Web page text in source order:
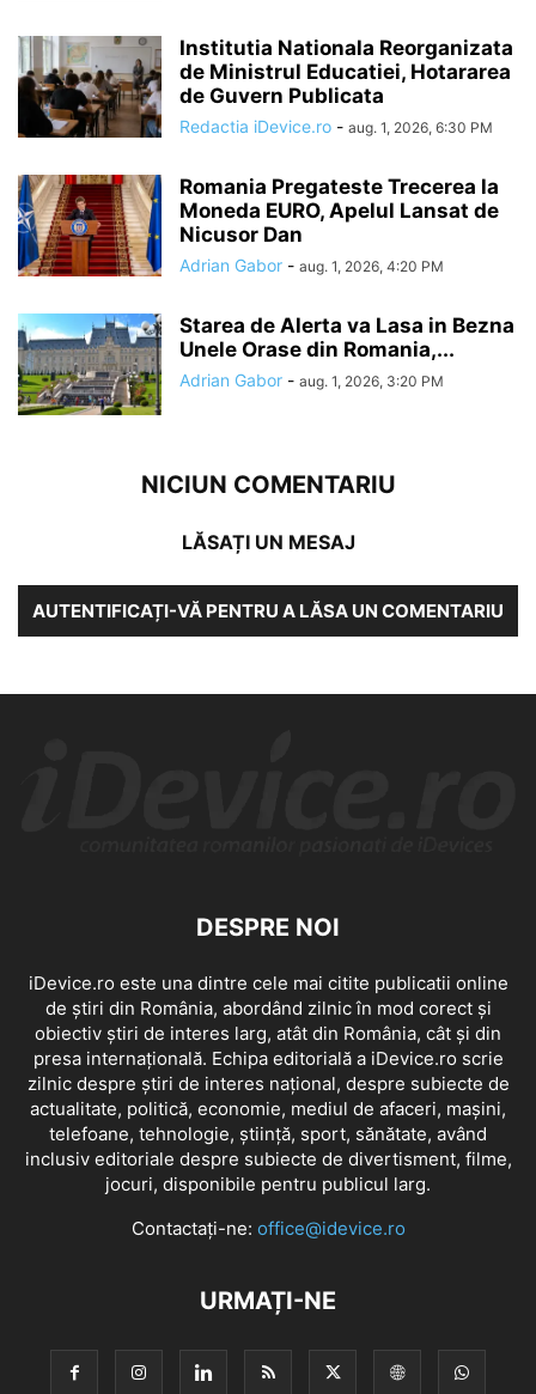
Institutia Nationala Reorganizata
de Ministrul Educatiei, Hotararea
de Guvern Publicata
Redactia iDevice.ro - aug. 1, 2026, 6:30 PM
Romania Pregateste Trecerea la
Moneda EURO, Apelul Lansat de
Nicusor Dan
Adrian Gabor - aug. 1, 2026, 4:20 PM
Starea de Alerta va Lasa in Bezna
Unele Orase din Romania,...
Adrian Gabor - aug. 1, 2026, 3:20 PM
NICIUN COMENTARIU
LĂSAȚI UN MESAJ
AUTENTIFICAȚI-VĂ PENTRU A LĂSA UN COMENTARIU
DESPRE NOI
iDevice.ro este una dintre cele mai citite publicatii online
de știri din România, abordând zilnic în mod corect și
obiectiv știri de interes larg, atât din România, cât și din
presa internațională. Echipa editorială a iDevice.ro scrie
zilnic despre știri de interes național, despre subiecte de
actualitate, politică, economie, mediul de afaceri, mașini,
telefoane, tehnologie, știință, sport, sănătate, având
inclusiv editoriale despre subiecte de divertisment, filme,
jocuri, disponibile pentru publicul larg.
Contactați-ne: office@idevice.ro
URMAȚI-NE